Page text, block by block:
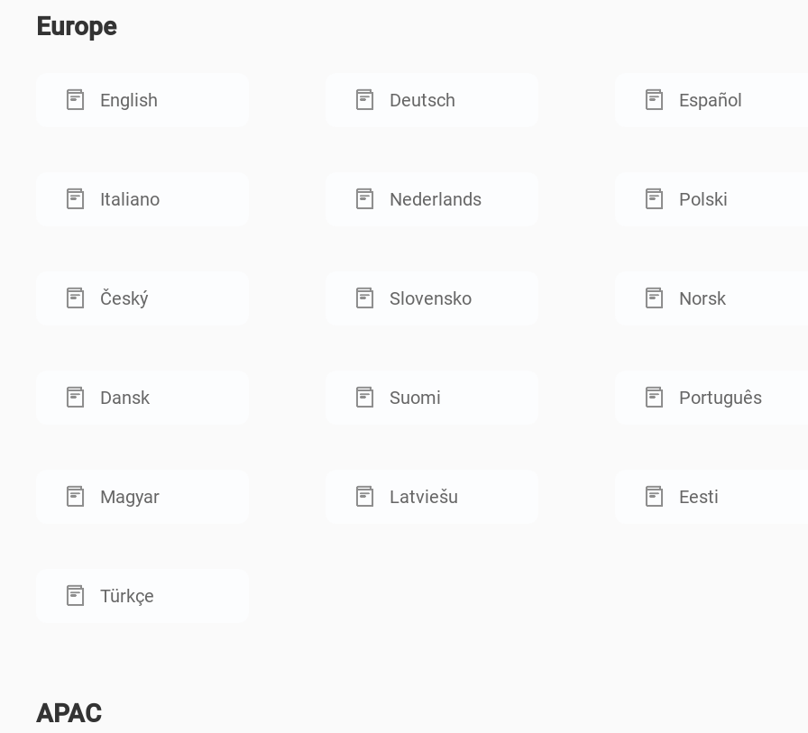
Europe
English Deutsch Español
Italiano Nederlands Polski
Český Slovensko Norsk
Dansk Suomi Português
Magyar Latviešu Eesti
Türkçe
APAC